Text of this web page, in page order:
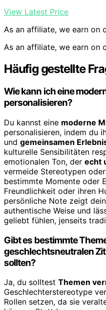
View Latest Price
As an affiliate, we earn on
As an affiliate, we earn on
Häufig gestellte
Wie kann ich eine
personalisieren?
Du kannst eine moderne
personalisieren, indem du
und gemeinsamen
kulturelle Sensibilitäten
emotionalen Ton, der echt
vermeide Stereotypen
bestimmte Momente oder
Freundlichkeit oder ihren
persönliche Note zeigt
authentische Weise und
geliebt fühlen, jenseits
Gibt es bestimmte
geschlechtsneutralen
sollten?
Ja, du solltest Themen
Geschlechterstereotype
Rollen setzen, da sie